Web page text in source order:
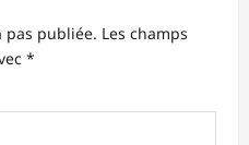
pas publiée. Les champs
*